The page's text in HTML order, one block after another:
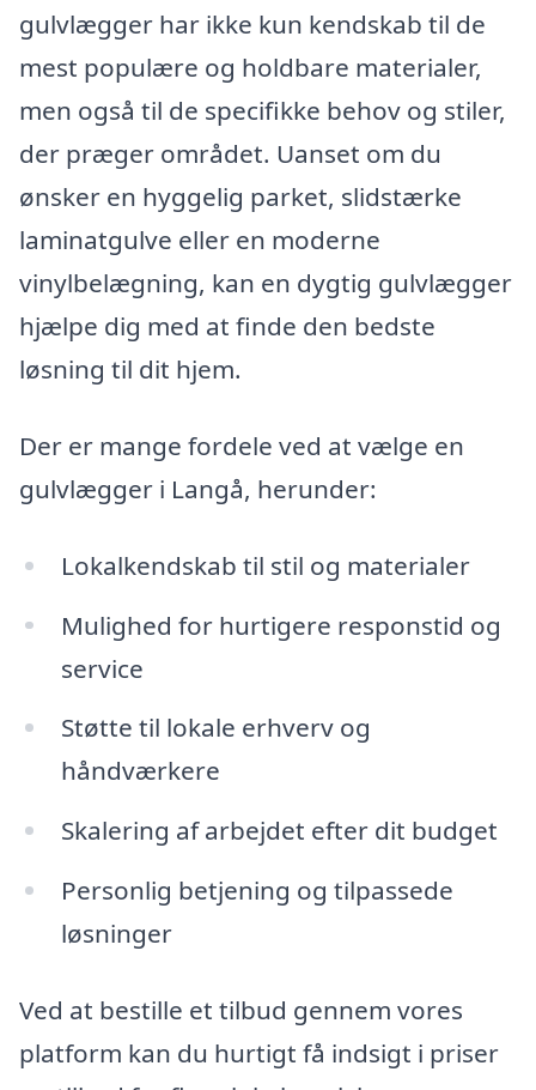
gulvlægger har ikke kun kendskab til de
mest populære og holdbare materialer,
men også til de specifikke behov og stiler,
der præger området. Uanset om du
ønsker en hyggelig parket, slidstærke
laminatgulve eller en moderne
vinylbelægning, kan en dygtig gulvlægger
hjælpe dig med at finde den bedste
løsning til dit hjem.
Der er mange fordele ved at vælge en
gulvlægger i Langå, herunder:
Lokalkendskab til stil og materialer
Mulighed for hurtigere responstid og
service
Støtte til lokale erhverv og
håndværkere
Skalering af arbejdet efter dit budget
Personlig betjening og tilpassede
løsninger
Ved at bestille et tilbud gennem vores
platform kan du hurtigt få indsigt i priser